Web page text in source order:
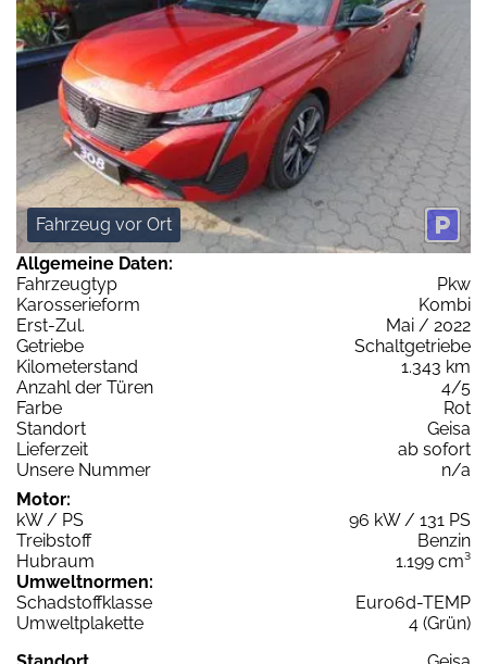
Fahrzeug vor Ort
Allgemeine Daten:
Fahrzeugtyp
Pkw
Karosserieform
Kombi
Erst-Zul.
Mai / 2022
Getriebe
Schaltgetriebe
Kilometerstand
1.343 km
Anzahl der Türen
4/5
Farbe
Rot
Standort
Geisa
Lieferzeit
ab sofort
Unsere Nummer
n/a
Motor:
kW / PS
96 kW / 131 PS
Treibstoff
Benzin
Hubraum
1.199 cm³
Umweltnormen:
Schadstoffklasse
Euro6d-TEMP
Umweltplakette
4 (Grün)